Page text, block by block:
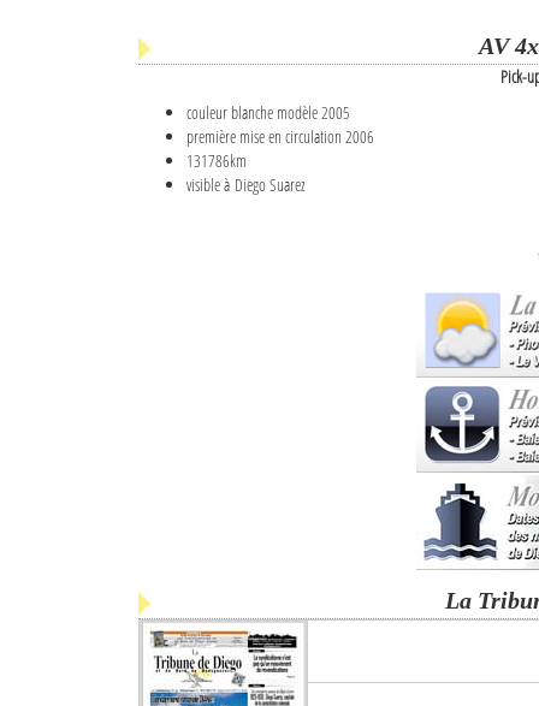
AV
Pick-
couleur blanche modèle 2005
première mise en circulation 2006
131786km
visible à Diego Suarez
La